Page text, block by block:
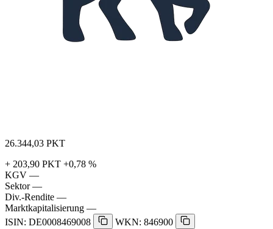
26.344,03 PKT
+ 203,90 PKT +0,78 %
KGV —
Sektor —
Div.-Rendite —
Marktkapitalisierung —
ISIN: DE0008469008
WKN: 846900